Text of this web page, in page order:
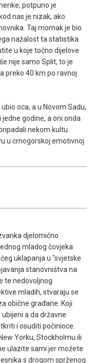
potpuno je
nas je nizak, ako
Taj momak je bio
nažalost ta statistika
u koje točno dijelove
nije samo Split, to je
preko 40 km po ravnoj
oca, a u Novom Sadu,
godine, a oni onda
nekom kultu.
u crnogorskoj emotivnoj
djelomično
mladog čovjeka
uklapanja u "svjetske
stanovništva na
te nedovoljnog
mladih, stvaraju se
obične građane. Koji
a da državne
i osuditi počinioce.
Yorku, Stockholmu ili
ulazite sami jer možete
s drogom sprženog